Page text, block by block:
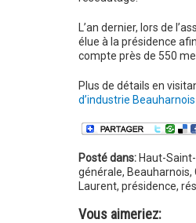
L’an dernier, lors de
élue à la présidence
compte près de 550
Plus de détails en
d’industrie
Posté dans: Haut-
générale, Beauharnois,
Laurent, présidence,
Vous aimeriez: